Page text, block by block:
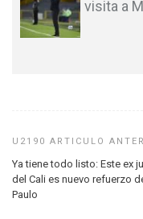
visita a
Ya tiene todo listo: Este ex
del Cali es nuevo refuerzo
Paulo